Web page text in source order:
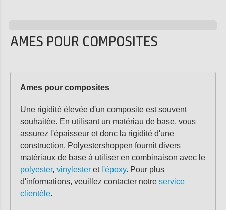
AMES POUR COMPOSITES
Ames pour composites
Une rigidité élevée d'un composite est souvent
souhaitée. En utilisant un matériau de base, vous
assurez l'épaisseur et donc la rigidité d'une
construction. Polyestershoppen fournit divers
matériaux de base à utiliser en combinaison avec le
polyester, vinylesteret l'époxy. Pour plus
d'informations, veuillez contacter notre service
clientèle.